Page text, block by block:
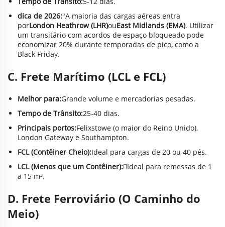
dica de 2026:"A maioria das cargas aéreas entra
porLondon Heathrow (LHR)ouEast Midlands (EMA). Utilizar
um transitário com acordos de espaço bloqueado pode
economizar 20% durante temporadas de pico, como a
Black Friday.
C. Frete Marítimo (LCL e FCL)
Melhor para:Grande volume e mercadorias pesadas.
Tempo de Trânsito:25-40 dias.
Principais portos:Felixstowe (o maior do Reino Unido),
London Gateway e Southampton.
FCL (Contêiner Cheio):Ideal para cargas de 20 ou 40 pés.
LCL (Menos que um Contêiner):Ideal para remessas de 1
a 15 m³.
D. Frete Ferroviário (O Caminho do
Meio)